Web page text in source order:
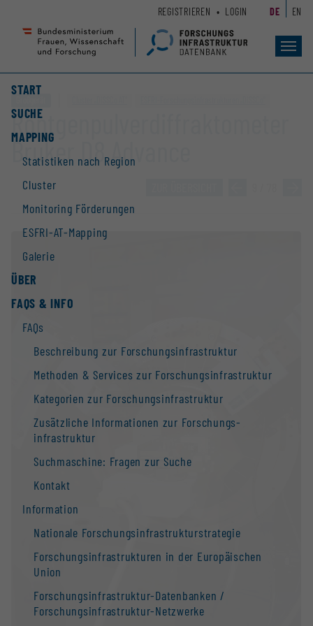
Seiteninhalt
Accesskey
Hauptnavigation
Accesskey
START
SUCHE
MAPPING
Statistiken nach Region
Cluster
Monitoring Förderungen
ESFRI-AT-Mapping
Galerie
ÜBER
FAQS & INFO
FAQs
Beschreibung zur Forschungs­infrastruktur
Methoden & Services zur Forschungs­infrastruktur
Kategorien zur Forschungs­infrastruktur
Zusätzliche Informationen zur Forschungs­
infrastruktur
Suchmaschine: Fragen zur Suche
Kontakt
Information
Nationale Forschungs­infrastruktur­strategie
Forschungs­infrastrukturen in der Europäischen
Union
Forschungs­infrastruktur-Datenbanken /
Forschungs­infrastruktur-Netzwerke
REGISTRIEREN LOGIN DE EN
Röntgenpulverdiffraktometer
Bruker D8 Advance